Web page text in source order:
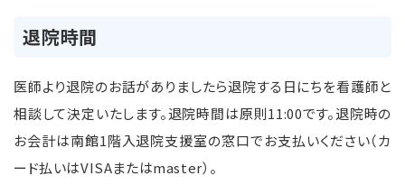
退院時間
医師より退院のお話がありましたら退院する日にちを看護師と
相談して決定いたします。退院時間は原則11:00です。退院時の
お会計は南館1階入退院支援室の窓口でお支払いください（カ
ード払いはVISAまたはmaster）。